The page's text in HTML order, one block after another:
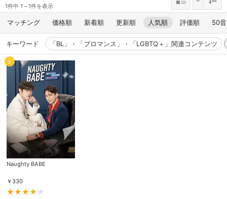
1件中 1～1件を表示
マッチング 価格順 新着順 更新順 人気順 評価順 50
キーワード 「BL」・「ブロマンス」・「LGBTQ＋」関連コンテンツ
1
Naughty BABE
￥ 330